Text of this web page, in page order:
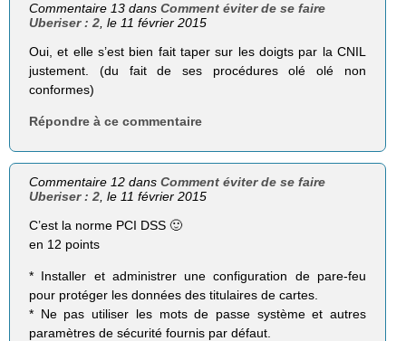
Commentaire 13 dansComment éviter de se faire
Uberiser : 2 , le 11 février 2015
Oui, et elle s’est bien fait taper sur les doigts par la CNIL
justement. (du fait de ses procédures olé olé non
conformes)
Répondre à ce commentaire
Commentaire 12 dansComment éviter de se faire
Uberiser : 2, le 11 février 2015
C’est la norme PCI DSS 🙂
en 12 points
* Installer et administrer une configuration de pare-feu
pour protéger les données des titulaires de cartes.
* Ne pas utiliser les mots de passe système et autres
paramètres de sécurité fournis par défaut.